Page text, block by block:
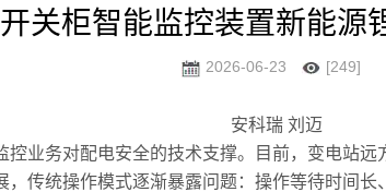
关柜智能监控装置新能源
2026-06-23 [249]
安科瑞 刘迈
务对配电安全的技术支撑。目前，变电站远
传统操作模式逐渐暴露问题：操作等待时间